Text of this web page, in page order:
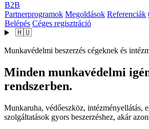
B2B
Partnerprogramok Megoldások Referenciák
Belépés Céges regisztráció
🇭🇺
Munkavédelmi beszerzés cégeknek és
Minden munkavédelmi
rendszerben.
Munkaruha, védőeszköz, intézményellátás,
szolgáltatások gyors beszerzéshez, akár